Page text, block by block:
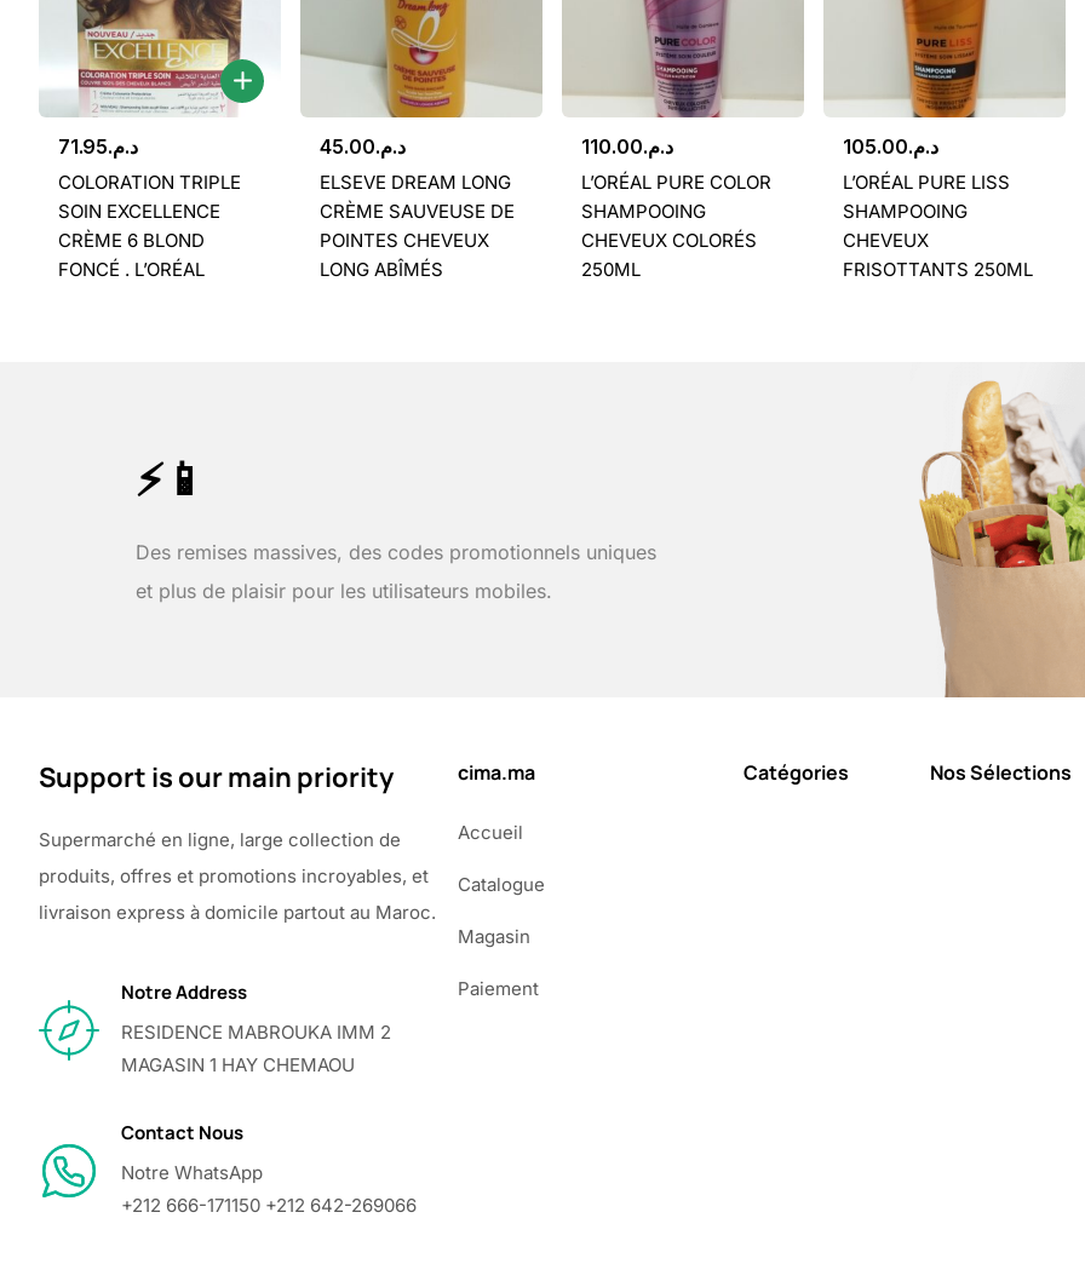
د.م.71.95
COLORATION TRIPLE
SOIN EXCELLENCE
CRÈME 6 BLOND
FONCÉ . L’ORÉAL
د.م.45.00
ELSEVE DREAM LONG
CRÈME SAUVEUSE DE
POINTES CHEVEUX
LONG ABÎMÉS
د.م.110.00
L’ORÉAL PURE COLOR
SHAMPOOING
CHEVEUX COLORÉS
250ML
د.م.105.00
L’ORÉAL PURE LISS
SHAMPOOING
CHEVEUX
FRISOTTANTS 250ML
⚡📱
Des remises massives, des codes promotionnels uniques
et plus de plaisir pour les utilisateurs mobiles.
Support is our main priority
Supermarché en ligne, large collection de
produits, offres et promotions incroyables, et
livraison express à domicile partout au Maroc.
Notre Address
RESIDENCE MABROUKA IMM 2
MAGASIN 1 HAY CHEMAOU
Contact Nous
Notre WhatsApp
+212 666-171150 +212 642-269066
cima.ma
Accueil
Catalogue
Magasin
Paiement
Catégories Nos Sélections